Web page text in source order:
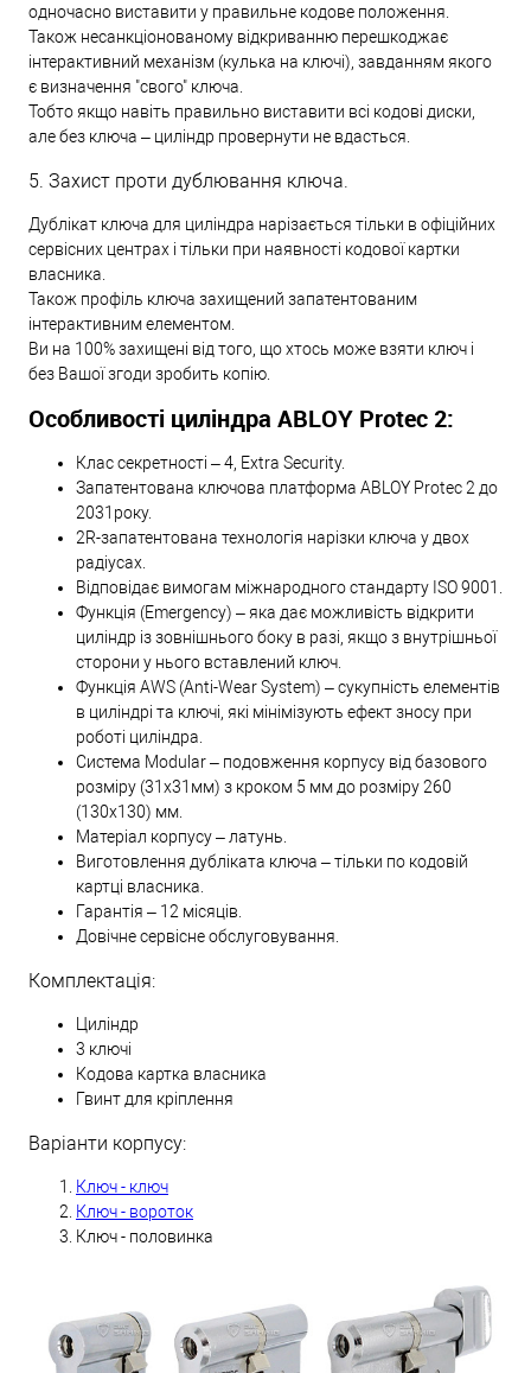
одночасно виставити у правильне кодове положення.
Також несанкціонованому відкриванню перешкоджає
інтерактивний механізм (кулька на ключі), завданням якого
є визначення "свого" ключа.
Тобто якщо навіть правильно виставити всі кодові диски,
але без ключа – циліндр провернути не вдасться.
5. Захист проти дублювання ключа.
Дублікат ключа для циліндра нарізається тільки в офіційних
сервісних центрах і тільки при наявності кодової картки
власника.
Також профіль ключа захищений запатентованим
інтерактивним елементом.
Ви на 100% захищені від того, що хтось може взяти ключ і
без Вашої згоди зробить копію.
Особливості циліндра ABLOY Protec 2:
Клас секретності – 4, Extra Security.
Запатентована ключова платформа ABLOY Protec 2 до
2031року.
2R-запатентована технологія нарізки ключа у двох
радіусах.
Відповідає вимогам міжнародного стандарту ISO 9001.
Функція (Emergency) – яка дає можливість відкрити
циліндр із зовнішнього боку в разі, якщо з внутрішньої
сторони у нього вставлений ключ.
Функція AWS (Anti-Wear System) – сукупність елементів
в циліндрі та ключі, які мінімізують ефект зносу при
роботі циліндра.
Система Modular – подовження корпусу від базового
розміру (31х31мм) з кроком 5 мм до розміру 260
(130х130) мм.
Матеріал корпусу – латунь.
Виготовлення дубліката ключа – тільки по кодовій
картці власника.
Гарантія – 12 місяців.
Довічне сервісне обслуговування.
Комплектація:
Циліндр
3 ключі
Кодова картка власника
Гвинт для кріплення
Варіанти корпусу:
Ключ - ключ
Ключ - вороток
Ключ - половинка